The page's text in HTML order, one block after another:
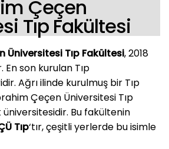
Çeçen
Tıp Fakültesi
Üniversitesi Tıp Fakültesi, 2018
En son kurulan Tıp
Ağrı ilinde kurulmuş bir Tıp
Çeçen Üniversitesi Tıp
Bu fakültenin
Tıp‘tır, çeşitli yerlerde bu isimle